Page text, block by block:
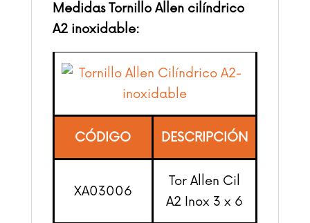
Medidas Tornillo Allen cilíndrico
A2 inoxidable:
CÓDIGO DESCRIPCIÓN
XA03006
Tor Allen Cil
A2 Inox 3 x 6